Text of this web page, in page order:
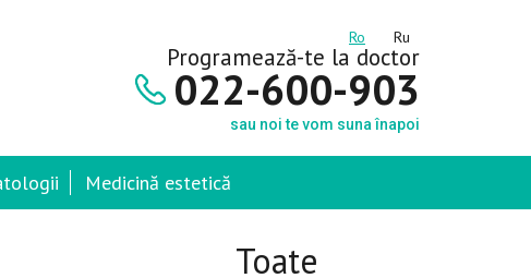
Ro Ru
Programează-te la doctor
022-600-903
sau noi te vom suna înapoi
Medicină estetică
Toate